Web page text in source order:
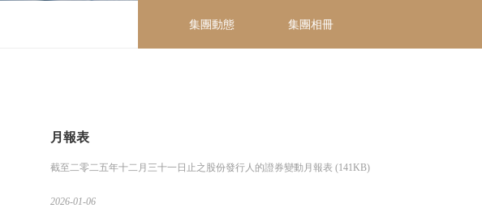
月報表
截至二零二五年十二月三十一日止之股份發行人的證券變動月報表 (141KB)
2026-01-06
集團動態 集團相冊